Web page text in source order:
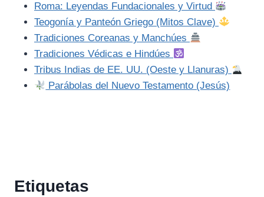
Roma: Leyendas Fundacionales y Virtud
Teogonía y Panteón Griego (Mitos Clave)
Tradiciones Coreanas y Manchúes
Tradiciones Védicas e Hindúes
Tribus Indias de EE. UU. (Oeste y Llanuras)
Parábolas del Nuevo Testamento (Jesús)
Etiquetas